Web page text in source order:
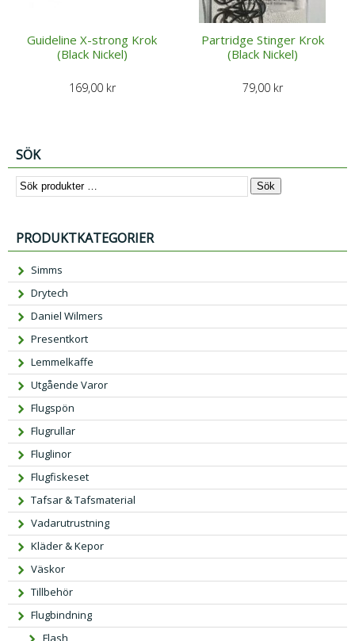
Guideline X-strong Krok
(Black Nickel)
169,00 kr
Partridge Stinger Krok
(Black Nickel)
79,00 kr
SÖK
Sök
PRODUKTKATEGORIER
Simms
Drytech
Daniel Wilmers
Presentkort
Lemmelkaffe
Utgående Varor
Flugspön
Flugrullar
Fluglinor
Flugfiskeset
Tafsar & Tafsmaterial
Vadarutrustning
Kläder & Kepor
Väskor
Tillbehör
Flugbindning
Flash